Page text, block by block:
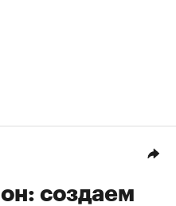
создаем